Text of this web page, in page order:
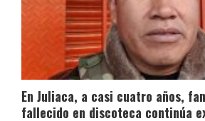
En Juliaca, a casi cuatro años,
fallecido en discoteca continúa